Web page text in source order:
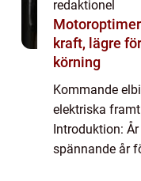
redaktionel
kraft, lägre
körning
Kommande
elektriska
Introduktion:
spännande år